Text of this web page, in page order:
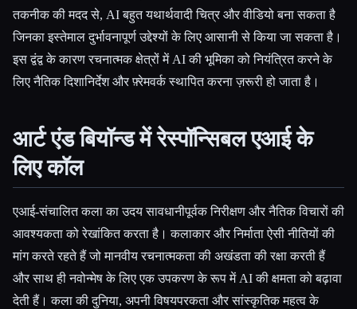
तकनीक की मदद से, AI बहुत यथार्थवादी चित्र और वीडियो बना सकता है
जिनका इस्तेमाल दुर्भावनापूर्ण उद्देश्यों के लिए आसानी से किया जा सकता है।
इस द्वंद्व के कारण रचनात्मक क्षेत्रों में AI की भूमिका को नियंत्रित करने के
लिए नैतिक दिशानिर्देश और फ़्रेमवर्क स्थापित करना ज़रूरी हो जाता है।
आर्ट एंड बियॉन्ड में रेस्पॉन्सिबल एआई के
लिए कॉल
एआई-संचालित कला का उदय सावधानीपूर्वक निरीक्षण और नैतिक विचारों की
आवश्यकता को रेखांकित करता है। कलाकार और निर्माता ऐसी नीतियों की
मांग करते रहते हैं जो मानवीय रचनात्मकता की अखंडता की रक्षा करती हैं
और साथ ही नवोन्मेष के लिए एक उपकरण के रूप में AI की क्षमता को बढ़ावा
देती हैं। कला की दुनिया, अपनी विषयपरकता और सांस्कृतिक महत्व के